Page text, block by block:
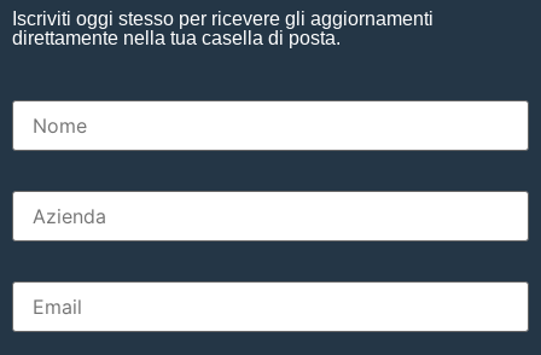
Iscriviti oggi stesso per ricevere gli aggiornamenti
direttamente nella tua casella di posta.